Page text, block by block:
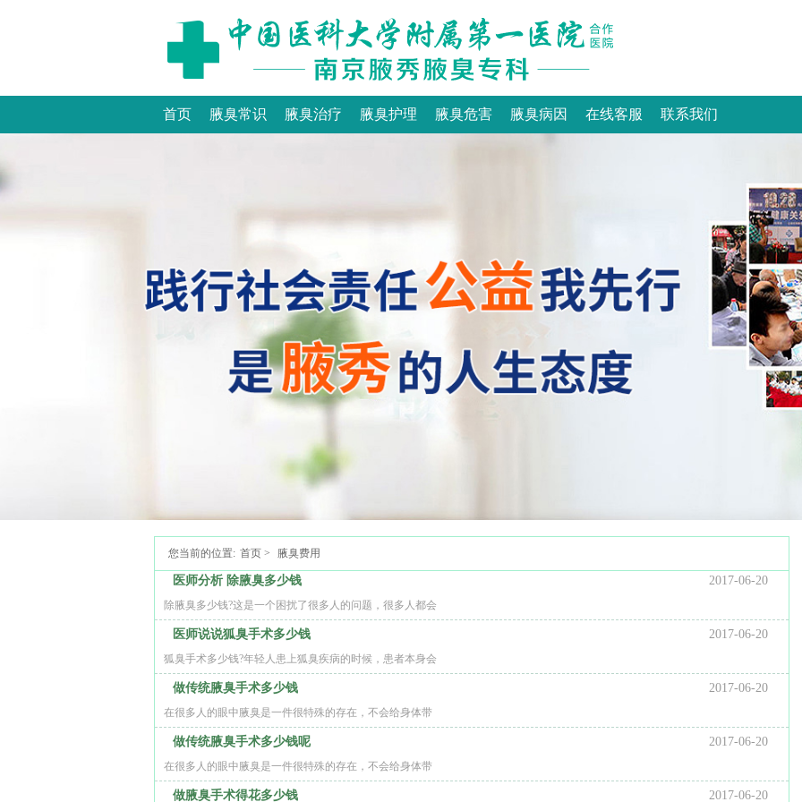
首页 腋臭常识 腋臭治疗 腋臭护理 腋臭危害 腋臭病因 在线客服 联系我们
您当前的位置: 首页 > 腋臭费用
2017-06-20
医师分析 除腋臭多少钱
除腋臭多少钱?这是一个困扰了很多人的问题，很多人都会
2017-06-20
医师说说狐臭手术多少钱
狐臭手术多少钱?年轻人患上狐臭疾病的时候，患者本身会
2017-06-20
做传统腋臭手术多少钱
在很多人的眼中腋臭是一件很特殊的存在，不会给身体带
2017-06-20
做传统腋臭手术多少钱呢
在很多人的眼中腋臭是一件很特殊的存在，不会给身体带
2017-06-20
做腋臭手术得花多少钱